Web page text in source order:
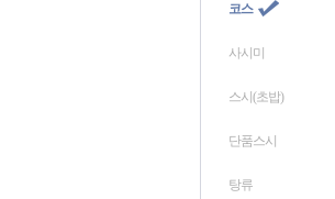
코스
사시미
스시(초밥)
단품스시
탕류